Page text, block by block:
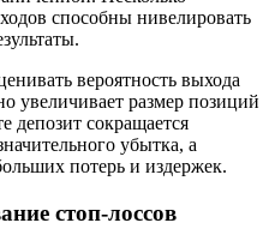
способны нивелировать
вероятность выхода
увеличивает размер позиций
депозит сокращается
убытка, а
потерь и издержек.
стоп-лоссов